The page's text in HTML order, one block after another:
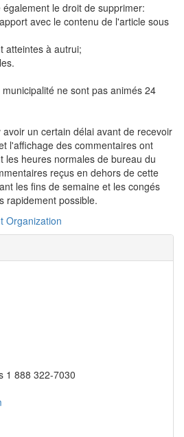
le droit de supprimer:
avec le contenu de l'article sous
atteintes à autrui;
ne sont pas animés 24
un certain délai avant de recevoir
l'affichage des commentaires ont
les heures normales de bureau du
reçus en dehors de cette
les fins de semaine et les congés
rapidement possible.
Organization
1 888 322-7030